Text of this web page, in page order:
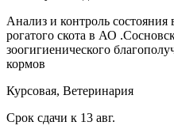
Анализ и контроль состояния
рогатого скота в АО
зоогигиенического
кормов
Курсовая, Ветеринария
Срок сдачи к 13 авг.